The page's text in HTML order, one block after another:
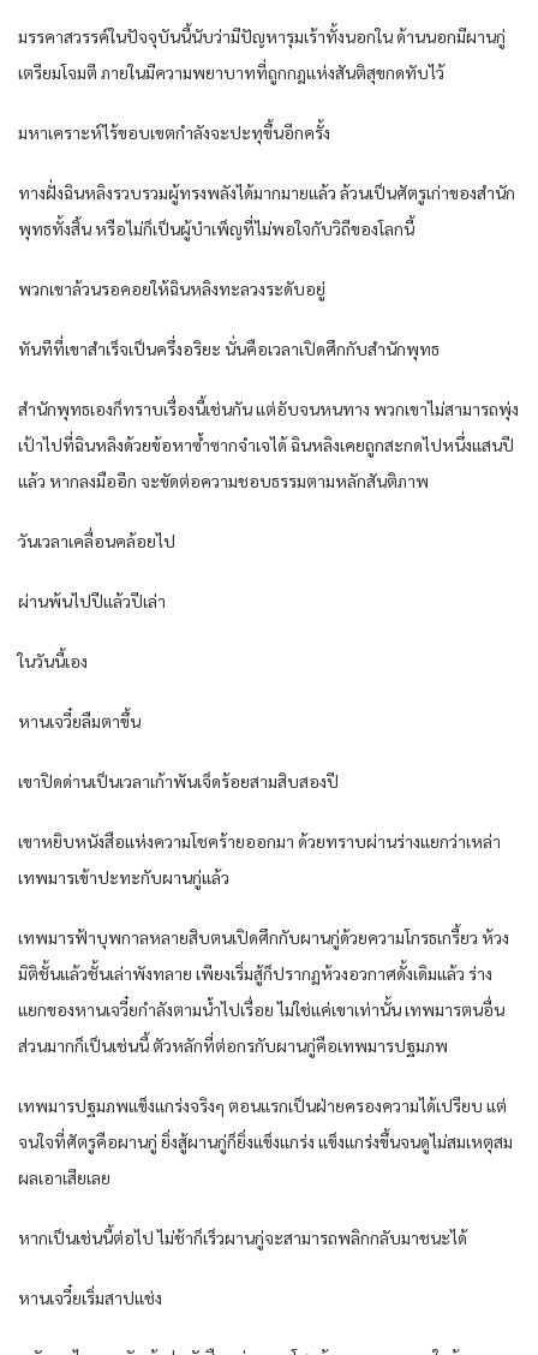
มรรคาสวรรค์ในปัจจุบันนี้นับว่ามีปัญหารุมเร้าทั้งนอกใน ด้านนอกมีผานกู่
เตรียมโจมตี ภายในมีความพยาบาทที่ถูกกฎแห่งสันติสุขกดทับไว้
มหาเคราะห์ไร้ขอบเขตกำลังจะปะทุขึ้นอีกครั้ง
ทางฝั่งฉินหลิงรวบรวมผู้ทรงพลังได้มากมายแล้ว ล้วนเป็นศัตรูเก่าของสำนัก
พุทธทั้งสิ้น หรือไม่ก็เป็นผู้บำเพ็ญที่ไม่พอใจกับวิถีของโลกนี้
พวกเขาล้วนรอคอยให้ฉินหลิงทะลวงระดับอยู่
ทันทีที่เขาสำเร็จเป็นครึ่งอริยะ นั่นคือเวลาเปิดศึกกับสำนักพุทธ
สำนักพุทธเองก็ทราบเรื่องนี้เช่นกัน แต่อับจนหนทาง พวกเขาไม่สามารถพุ่ง
เป้าไปที่ฉินหลิงด้วยข้อหาซ้ำซากจำเจได้ ฉินหลิงเคยถูกสะกดไปหนึ่งแสนปี
แล้ว หากลงมืออีก จะขัดต่อความชอบธรรมตามหลักสันติภาพ
วันเวลาเคลื่อนคล้อยไป
ผ่านพ้นไปปีแล้วปีเล่า
ในวันนี้เอง
หานเจวี๋ยลืมตาขึ้น
เขาปิดด่านเป็นเวลาเก้าพันเจ็ดร้อยสามสิบสองปี
เขาหยิบหนังสือแห่งความโชคร้ายออกมา ด้วยทราบผ่านร่างแยกว่าเหล่า
เทพมารเข้าปะทะกับผานกู่แล้ว
เทพมารฟ้าบุพกาลหลายสิบตนเปิดศึกกับผานกู่ด้วยความโกรธเกรี้ยว ห้วง
มิติชั้นแล้วชั้นเล่าพังทลาย เพียงเริ่มสู้ก็ปรากฏห้วงอวกาศดั้งเดิมแล้ว ร่าง
แยกของหานเจวี๋ยกำลังตามน้ำไปเรื่อย ไม่ใช่แค่เขาเท่านั้น เทพมารตนอื่น
ส่วนมากก็เป็นเช่นนี้ ตัวหลักที่ต่อกรกับผานกู่คือเทพมารปฐมภพ
เทพมารปฐมภพแข็งแกร่งจริงๆ ตอนแรกเป็นฝ่ายครองความได้เปรียบ แต่
จนใจที่ศัตรูคือผานกู่ ยิ่งสู้ผานกู่ก็ยิ่งแข็งแกร่ง แข็งแกร่งขึ้นจนดูไม่สมเหตุสม
ผลเอาเสียเลย
หากเป็นเช่นนี้ต่อไป ไม่ช้าก็เร็วผานกู่จะสามารถพลิกกลับมาชนะได้
หานเจวี๋ยเริ่มสาปแช่ง